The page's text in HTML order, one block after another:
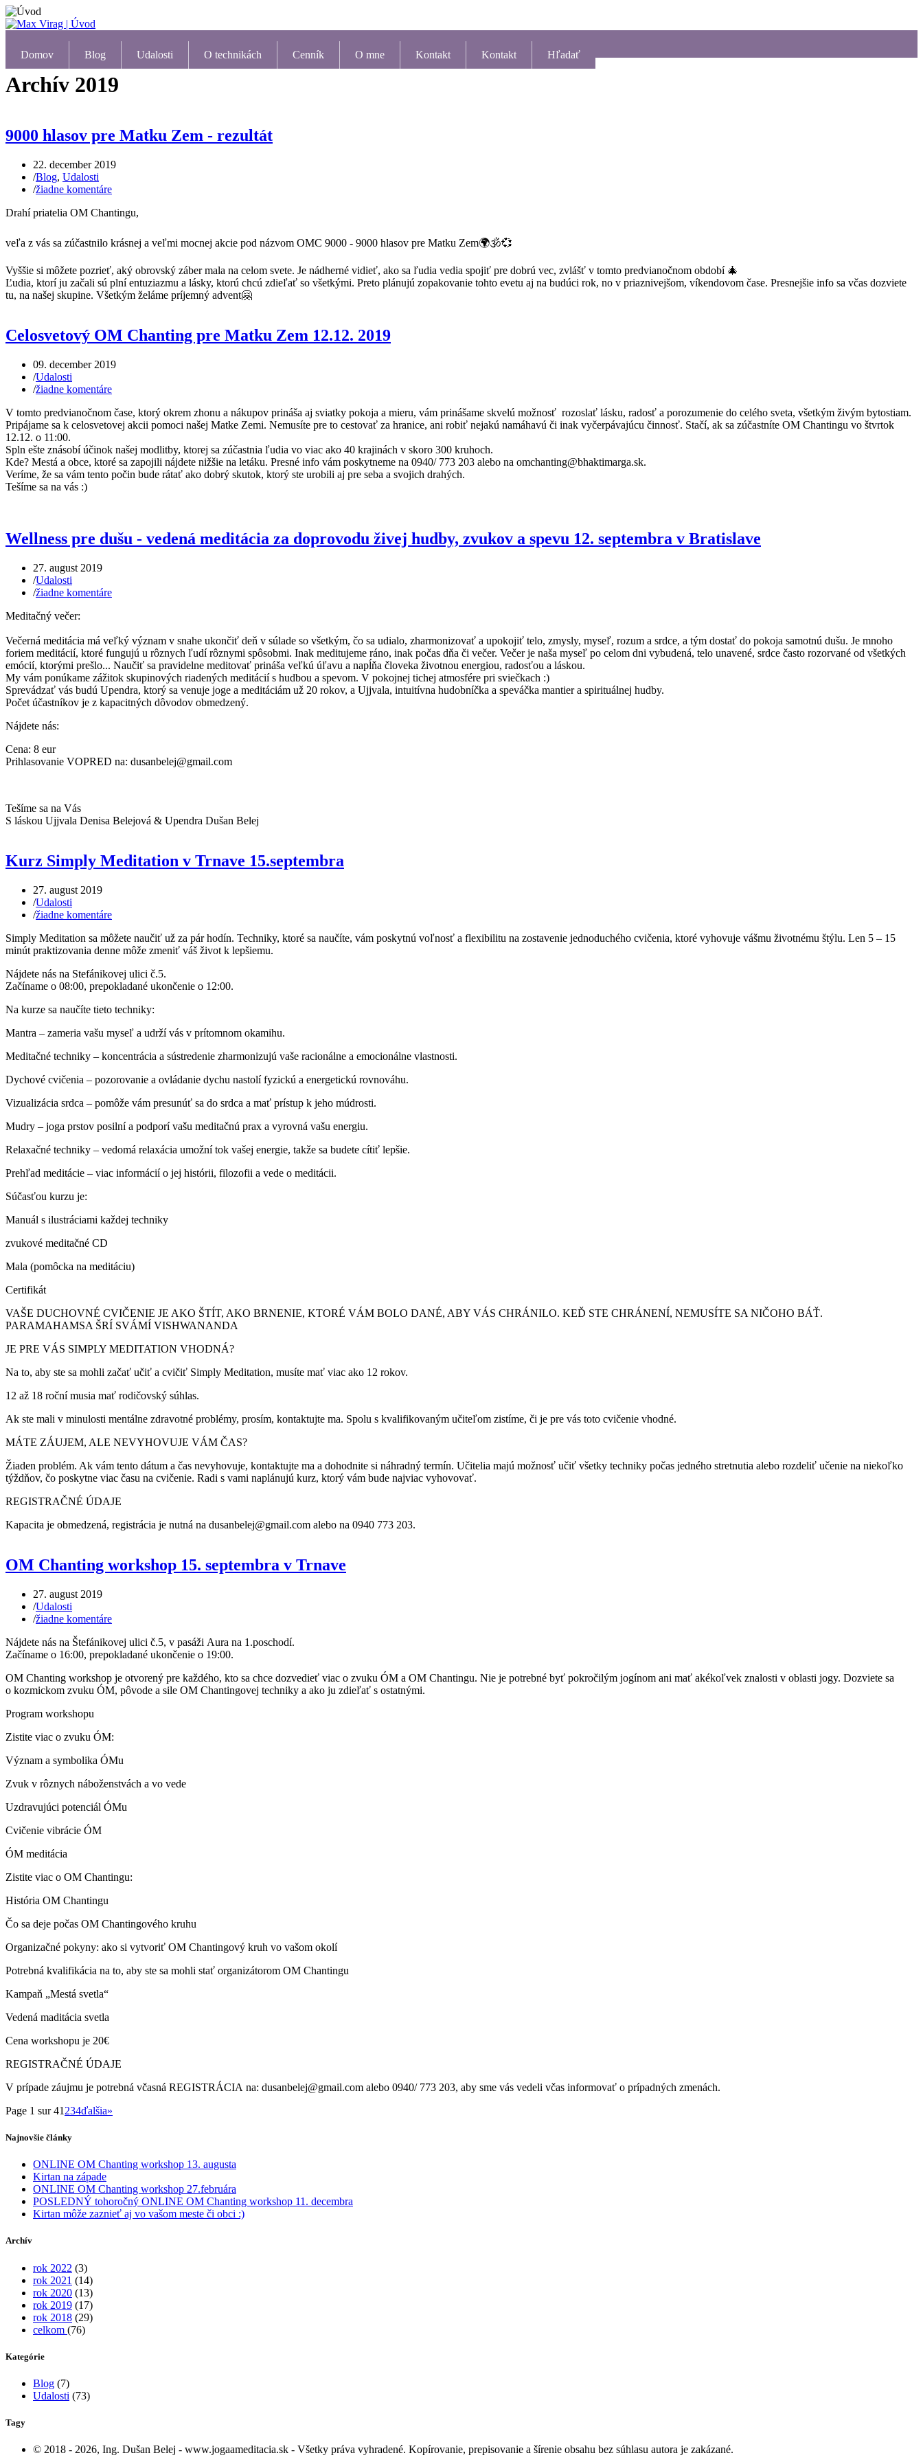
Domov Blog Udalosti O technikách Cenník O mne Kontakt Kontakt Hľadať
Archív 2019
9000 hlasov pre Matku Zem - rezultát
22. december 2019
/Blog, Udalosti
/žiadne komentáre
Drahí priatelia OM Chantingu,
veľa z vás sa zúčastnilo krásnej a veľmi mocnej akcie pod názvom OMC 9000 - 9000 hlasov pre Matku Zem🌍🕉💞
Vyššie si môžete pozrieť, aký obrovský záber mala na celom svete. Je nádherné vidieť, ako sa ľudia vedia spojiť pre dobrú vec, zvlášť v tomto predvianočnom období 🎄
Ľudia, ktorí ju začali sú plní entuziazmu a lásky, ktorú chcú zdieľať so všetkými. Preto plánujú zopakovanie tohto evetu aj na budúci rok, no v priaznivejšom, víkendovom čase. Presnejšie info sa včas dozviete
tu, na našej skupine. Všetkým želáme príjemný advent🤗
Celosvetový OM Chanting pre Matku Zem 12.12. 2019
09. december 2019
/Udalosti
/žiadne komentáre
V tomto predvianočnom čase, ktorý okrem zhonu a nákupov prináša aj sviatky pokoja a mieru, vám prinášame skvelú možnosť rozoslať lásku, radosť a porozumenie do celého sveta, všetkým živým bytostiam.
Pripájame sa k celosvetovej akcii pomoci našej Matke Zemi. Nemusíte pre to cestovať za hranice, ani robiť nejakú namáhavú či inak vyčerpávajúcu činnosť. Stačí, ak sa zúčastníte OM Chantingu vo štvrtok
12.12. o 11:00.
Spln ešte znásobí účinok našej modlitby, ktorej sa zúčastnia ľudia vo viac ako 40 krajinách v skoro 300 kruhoch.
Kde? Mestá a obce, ktoré sa zapojili nájdete nižšie na letáku. Presné info vám poskytneme na 0940/ 773 203 alebo na omchanting@bhaktimarga.sk.
Veríme, že sa vám tento počin bude rátať ako dobrý skutok, ktorý ste urobili aj pre seba a svojich drahých.
Tešíme sa na vás :)
Wellness pre dušu - vedená meditácia za doprovodu živej hudby, zvukov a spevu 12. septembra v Bratislave
27. august 2019
/Udalosti
/žiadne komentáre
Meditačný večer:
Večerná meditácia má veľký význam v snahe ukončiť deň v súlade so všetkým, čo sa udialo, zharmonizovať a upokojiť telo, zmysly, myseľ, rozum a srdce, a tým dostať do pokoja samotnú dušu. Je mnoho
foriem meditácií, ktoré fungujú u rôznych ľudí rôznymi spôsobmi. Inak meditujeme ráno, inak počas dňa či večer. Večer je naša myseľ po celom dni vybudená, telo unavené, srdce často rozorvané od všetkých
emócií, ktorými prešlo... Naučiť sa pravidelne meditovať prináša veľkú úľavu a napĺňa človeka životnou energiou, radosťou a láskou.
My vám ponúkame zážitok skupinových riadených meditácií s hudbou a spevom. V pokojnej tichej atmosfére pri sviečkach :)
Sprevádzať vás budú Upendra, ktorý sa venuje joge a meditáciám už 20 rokov, a Ujjvala, intuitívna hudobníčka a speváčka mantier a spirituálnej hudby.
Počet účastníkov je z kapacitných dôvodov obmedzený.
Nájdete nás:
Cena: 8 eur
Prihlasovanie VOPRED na: dusanbelej@gmail.com
Tešíme sa na Vás
S láskou Ujjvala Denisa Belejová & Upendra Dušan Belej
Kurz Simply Meditation v Trnave 15.septembra
27. august 2019
/Udalosti
/žiadne komentáre
Simply Meditation sa môžete naučiť už za pár hodín. Techniky, ktoré sa naučíte, vám poskytnú voľnosť a flexibilitu na zostavenie jednoduchého cvičenia, ktoré vyhovuje vášmu životnému štýlu. Len 5 – 15
minút praktizovania denne môže zmeniť váš život k lepšiemu.
Nájdete nás na Stefánikovej ulici č.5.
Začíname o 08:00, prepokladané ukončenie o 12:00.
Na kurze sa naučíte tieto techniky:
Mantra – zameria vašu myseľ a udrží vás v prítomnom okamihu.
Meditačné techniky – koncentrácia a sústredenie zharmonizujú vaše racionálne a emocionálne vlastnosti.
Dychové cvičenia – pozorovanie a ovládanie dychu nastolí fyzickú a energetickú rovnováhu.
Vizualizácia srdca – pomôže vám presunúť sa do srdca a mať prístup k jeho múdrosti.
Mudry – joga prstov posilní a podporí vašu meditačnú prax a vyrovná vašu energiu.
Relaxačné techniky – vedomá relaxácia umožní tok vašej energie, takže sa budete cítiť lepšie.
Prehľad meditácie – viac informácií o jej histórii, filozofii a vede o meditácii.
Súčasťou kurzu je:
Manuál s ilustráciami každej techniky
zvukové meditačné CD
Mala (pomôcka na meditáciu)
Certifikát
VAŠE DUCHOVNÉ CVIČENIE JE AKO ŠTÍT, AKO BRNENIE, KTORÉ VÁM BOLO DANÉ, ABY VÁS CHRÁNILO. KEĎ STE CHRÁNENÍ, NEMUSÍTE SA NIČOHO BÁŤ.
PARAMAHAMSA ŠRÍ SVÁMÍ VISHWANANDA
JE PRE VÁS SIMPLY MEDITATION VHODNÁ?
Na to, aby ste sa mohli začať učiť a cvičiť Simply Meditation, musíte mať viac ako 12 rokov.
12 až 18 roční musia mať rodičovský súhlas.
Ak ste mali v minulosti mentálne zdravotné problémy, prosím, kontaktujte ma. Spolu s kvalifikovaným učiteľom zistíme, či je pre vás toto cvičenie vhodné.
MÁTE ZÁUJEM, ALE NEVYHOVUJE VÁM ČAS?
Žiaden problém. Ak vám tento dátum a čas nevyhovuje, kontaktujte ma a dohodnite si náhradný termín. Učitelia majú možnosť učiť všetky techniky počas jedného stretnutia alebo rozdeliť učenie na niekoľko
týždňov, čo poskytne viac času na cvičenie. Radi s vami naplánujú kurz, ktorý vám bude najviac vyhovovať.
REGISTRAČNÉ ÚDAJE
Kapacita je obmedzená, registrácia je nutná na dusanbelej@gmail.com alebo na 0940 773 203.
OM Chanting workshop 15. septembra v Trnave
27. august 2019
/Udalosti
/žiadne komentáre
Nájdete nás na Štefánikovej ulici č.5, v pasáži Aura na 1.poschodí.
Začíname o 16:00, prepokladané ukončenie o 19:00.
OM Chanting workshop je otvorený pre každého, kto sa chce dozvedieť viac o zvuku ÓM a OM Chantingu. Nie je potrebné byť pokročilým jogínom ani mať akékoľvek znalosti v oblasti jogy. Dozviete sa
o kozmickom zvuku ÓM, pôvode a sile OM Chantingovej techniky a ako ju zdieľať s ostatnými.
Program workshopu
Zistite viac o zvuku ÓM:
Význam a symbolika ÓMu
Zvuk v rôznych náboženstvách a vo vede
Uzdravujúci potenciál ÓMu
Cvičenie vibrácie ÓM
ÓM meditácia
Zistite viac o OM Chantingu:
História OM Chantingu
Čo sa deje počas OM Chantingového kruhu
Organizačné pokyny: ako si vytvoriť OM Chantingový kruh vo vašom okolí
Potrebná kvalifikácia na to, aby ste sa mohli stať organizátorom OM Chantingu
Kampaň „Mestá svetla“
Vedená maditácia svetla
Cena workshopu je 20€
REGISTRAČNÉ ÚDAJE
V prípade záujmu je potrebná včasná REGISTRÁCIA na: dusanbelej@gmail.com alebo 0940/ 773 203, aby sme vás vedeli včas informovať o prípadných zmenách.
Page 1 sur 41 234ďalšia»
Najnovšie články
ONLINE OM Chanting workshop 13. augusta
Kirtan na západe
ONLINE OM Chanting workshop 27.februára
POSLEDNÝ tohoročný ONLINE OM Chanting workshop 11. decembra
Kirtan môže zaznieť aj vo vašom meste či obci :)
Archív
rok 2022 (3)
rok 2021 (14)
rok 2020 (13)
rok 2019 (17)
rok 2018 (29)
celkom (76)
Kategórie
Blog (7)
Udalosti (73)
Tagy
© 2018 - 2026, Ing. Dušan Belej - www.jogaameditacia.sk - Všetky práva vyhradené. Kopírovanie, prepisovanie a šírenie obsahu bez súhlasu autora je zakázané.